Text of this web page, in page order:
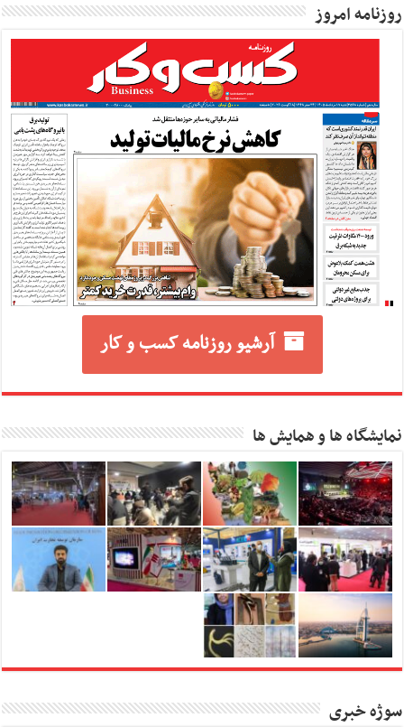
روزنامه امروز
آرشیو روزنامه کسب و کار
نمایشگاه ها و همایش ها
سوژه خبری